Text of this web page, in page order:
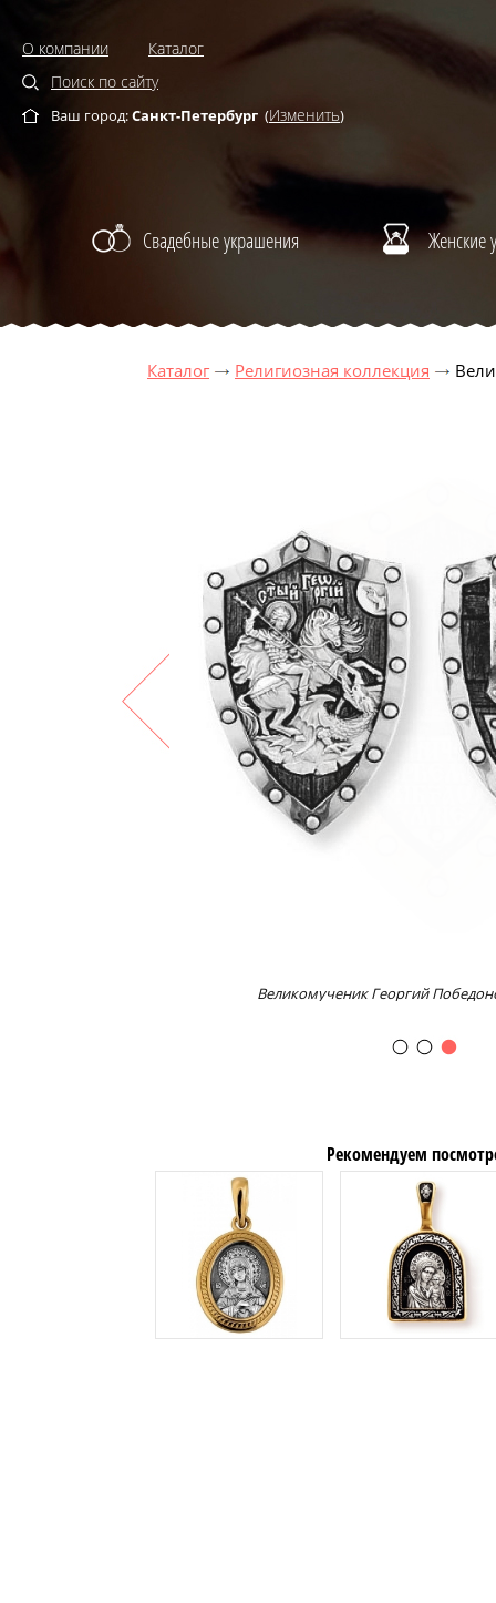
О компании
Каталог
Поиск по сайту
Ваш город:Санкт-Петербург (Изменить)
Свадебные украшения Женские
Каталог Религиозная коллекция
Великомученик Георгий
Рекомендуем